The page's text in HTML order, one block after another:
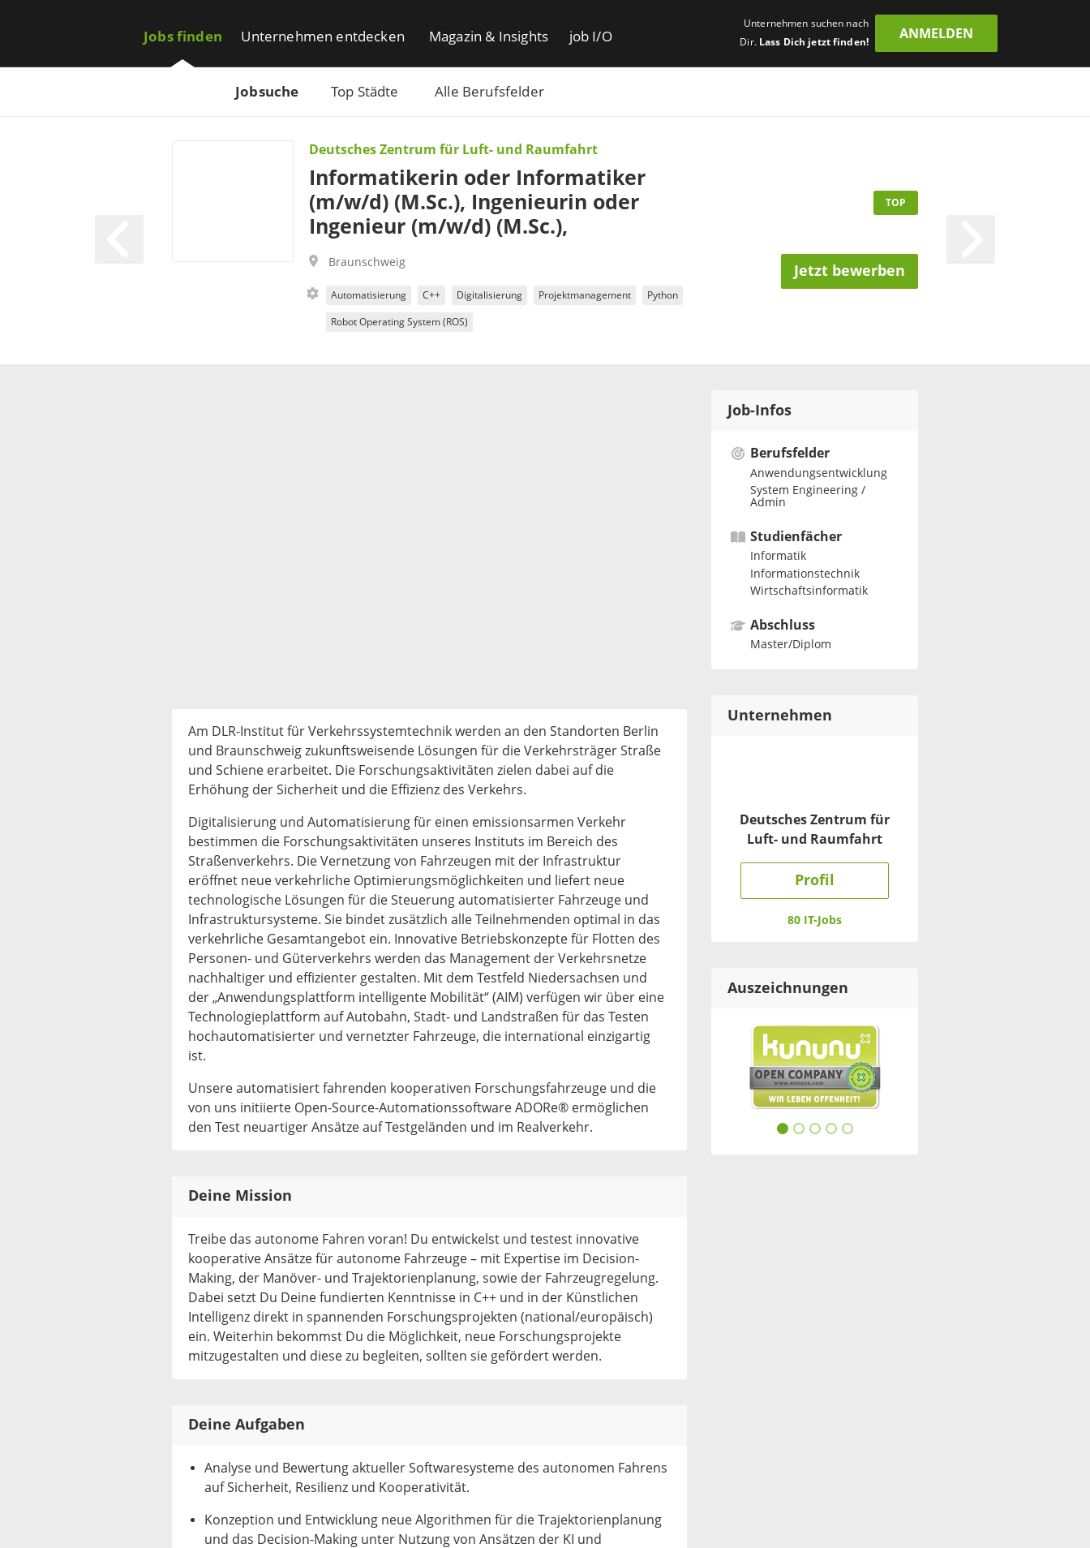
Jobs finden
Jobsuche Top Städte Alle Berufsfelder
Unternehmen entdecken Magazin & Insights job I/O
Unternehmen suchen nach
Dir. Lass Dich jetzt finden!
ANMELDEN
Deutsches Zentrum für Luft- und Raumfahrt
Informatikerin oder Informatiker
(m/w/d) (M.Sc.), Ingenieurin oder
Ingenieur (m/w/d) (M.Sc.),
Braunschweig
Automatisierung C++ Digitalisierung Projektmanagement Python
Robot Operating System (ROS)
TOP
Jetzt bewerben
Am DLR-Institut für Verkehrssystemtechnik werden an den Standorten Berlin
und Braunschweig zukunftsweisende Lösungen für die Verkehrsträger Straße
und Schiene erarbeitet. Die Forschungsaktivitäten zielen dabei auf die
Erhöhung der Sicherheit und die Effizienz des Verkehrs.
Digitalisierung und Automatisierung für einen emissionsarmen Verkehr
bestimmen die Forschungsaktivitäten unseres Instituts im Bereich des
Straßenverkehrs. Die Vernetzung von Fahrzeugen mit der Infrastruktur
eröffnet neue verkehrliche Optimierungsmöglichkeiten und liefert neue
technologische Lösungen für die Steuerung automatisierter Fahrzeuge und
Infrastruktursysteme. Sie bindet zusätzlich alle Teilnehmenden optimal in das
verkehrliche Gesamtangebot ein. Innovative Betriebskonzepte für Flotten des
Personen- und Güterverkehrs werden das Management der Verkehrsnetze
nachhaltiger und effizienter gestalten. Mit dem Testfeld Niedersachsen und
der „Anwendungsplattform intelligente Mobilität“ (AIM) verfügen wir über eine
Technologieplattform auf Autobahn, Stadt- und Landstraßen für das Testen
hochautomatisierter und vernetzter Fahrzeuge, die international einzigartig
ist.
Unsere automatisiert fahrenden kooperativen Forschungsfahrzeuge und die
von uns initiierte Open-Source-Automationssoftware ADORe® ermöglichen
den Test neuartiger Ansätze auf Testgeländen und im Realverkehr.
Deine Mission
Treibe das autonome Fahren voran! Du entwickelst und testest innovative
kooperative Ansätze für autonome Fahrzeuge – mit Expertise im Decision-
Making, der Manöver- und Trajektorienplanung, sowie der Fahrzeugregelung.
Dabei setzt Du Deine fundierten Kenntnisse in C++ und in der Künstlichen
Intelligenz direkt in spannenden Forschungsprojekten (national/europäisch)
ein. Weiterhin bekommst Du die Möglichkeit, neue Forschungsprojekte
mitzugestalten und diese zu begleiten, sollten sie gefördert werden.
Deine Aufgaben
Analyse und Bewertung aktueller Softwaresysteme des autonomen Fahrens
auf Sicherheit, Resilienz und Kooperativität.
Konzeption und Entwicklung neue Algorithmen für die Trajektorienplanung
und das Decision-Making unter Nutzung von Ansätzen der KI und
Job-Infos
Berufsfelder
Anwendungsentwicklung
System Engineering /
Admin
Studienfächer
Informatik
Informationstechnik
Wirtschaftsinformatik
Abschluss
Master/Diplom
Unternehmen
Deutsches Zentrum für
Luft- und Raumfahrt
Profil
80 IT-Jobs
Auszeichnungen